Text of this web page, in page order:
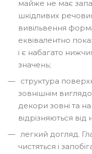
майже не має
шкідливих
вивільвення
еквівалентно
і є набагато
значень;
структура
зовнішнім
декори зовні та
відрізняються від
легкий догляд.
чистяться і